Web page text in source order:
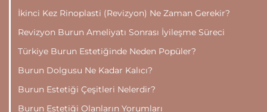
İkinci Kez Rinoplasti (Revizyon) Ne Zaman Gerekir?
Revizyon Burun Ameliyatı Sonrası İyileşme Süreci
Türkiye Burun Estetiğinde Neden Popüler?
Burun Dolgusu Ne Kadar Kalıcı?
Burun Estetiği Çeşitleri Nelerdir?
Burun Estetiği Olanların Yorumları